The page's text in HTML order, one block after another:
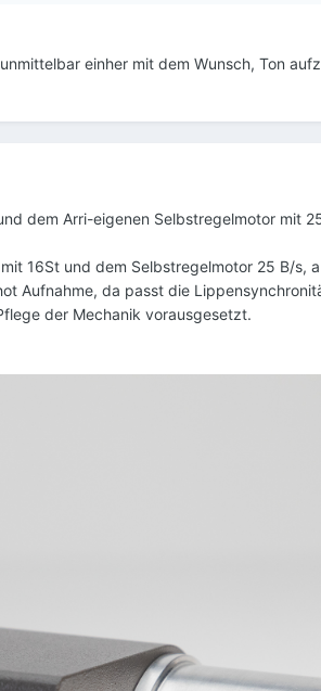
einher mit dem Wunsch, Ton
dem Arri-eigenen Selbstregelmotor mit
16St und dem Selbstregelmotor 25 B/s,
Aufnahme, da passt die
der Mechanik vorausgesetzt.